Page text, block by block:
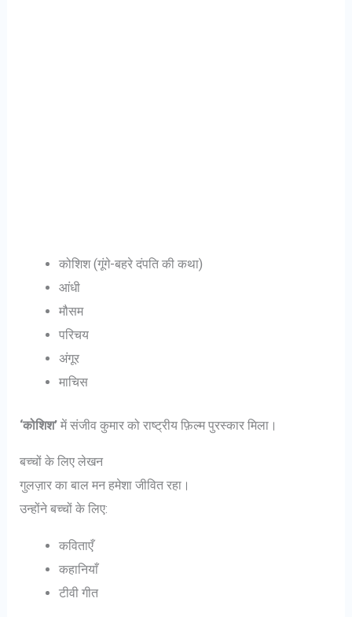
कोशिश (गूंगे-बहरे दंपति की कथा)
आंधी
मौसम
परिचय
अंगूर
माचिस
‘कोशिश’ में संजीव कुमार को राष्ट्रीय फ़िल्म पुरस्कार मिला।
बच्चों के लिए लेखन
गुलज़ार का बाल मन हमेशा जीवित रहा।
उन्होंने बच्चों के लिए:
कविताएँ
कहानियाँ
टीवी गीत